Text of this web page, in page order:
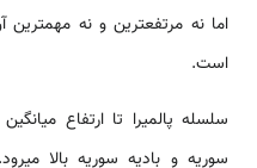
اما نه مرتفع­ترین و نه
است.
سوریه و بادیه سوریه بالا